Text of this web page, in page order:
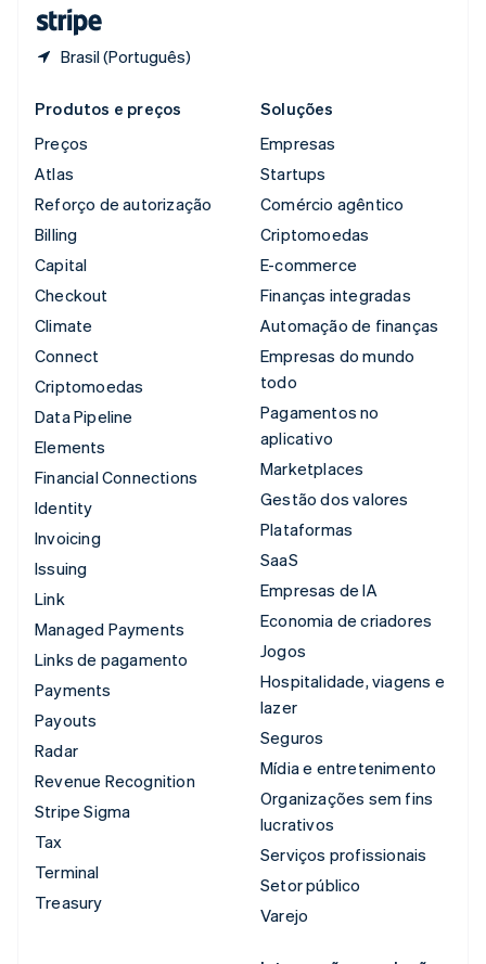
Brasil (Português)
Produtos e preços
Preços
Atlas
Reforço de autorização
Billing
Capital
Checkout
Climate
Connect
Criptomoedas
Data Pipeline
Elements
Financial Connections
Identity
Invoicing
Issuing
Link
Managed Payments
Links de pagamento
Payments
Payouts
Radar
Revenue Recognition
Stripe Sigma
Tax
Terminal
Treasury
Soluções
Empresas
Startups
Comércio agêntico
Criptomoedas
E-commerce
Finanças integradas
Automação de finanças
Empresas do mundo
todo
Pagamentos no
aplicativo
Marketplaces
Gestão dos valores
Plataformas
SaaS
Empresas de IA
Economia de criadores
Jogos
Hospitalidade, viagens e
lazer
Seguros
Mídia e entretenimento
Organizações sem fins
lucrativos
Serviços profissionais
Setor público
Varejo